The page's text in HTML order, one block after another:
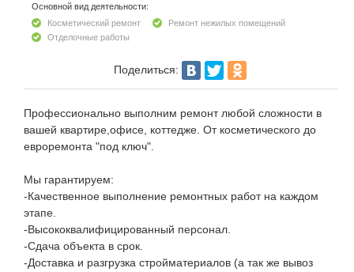
Основной вид деятельности:
Косметический ремонт
Ремонт нежилых помещений
Отделочные работы
Поделиться:
Профессионально выполним ремонт любой сложности в
вашей квартире,офисе, коттедже. От косметического до
евроремонта "под ключ".
Мы гарантируем:
-Качественное выполнение ремонтных работ на каждом
этапе.
-Высококвалифицированный персонал.
-Сдача объекта в срок.
-Доставка и разгрузка стройматериалов (а так же вывоз